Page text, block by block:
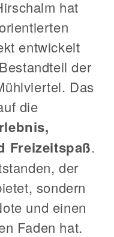
hat
entwickelt
der
Das
die
Freizeitspaß.
der
sondern
und einen
Faden hat.